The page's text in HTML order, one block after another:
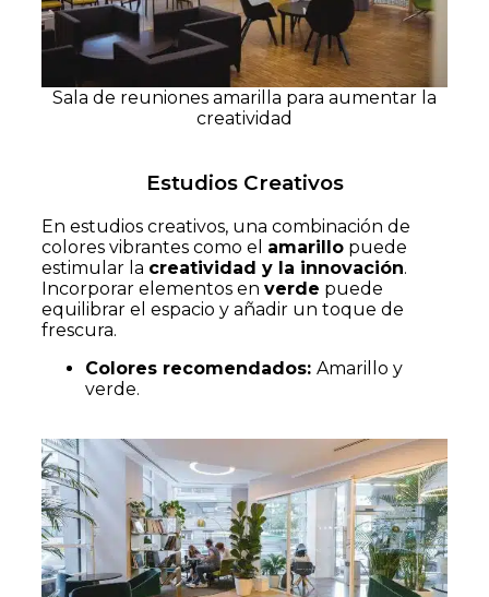
Sala de reuniones amarilla para aumentar la
creatividad
Estudios Creativos
En estudios creativos, una combinación de
colores vibrantes como el amarillo puede
estimular la creatividad y la innovación.
Incorporar elementos en verde puede
equilibrar el espacio y añadir un toque de
frescura.
Colores recomendados: Amarillo y
verde.